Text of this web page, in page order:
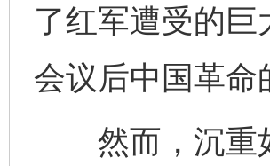
了红军遭受的
会议后中国革命
然而，沉重如